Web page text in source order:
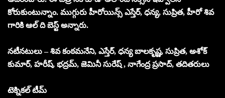
కోరుకుంటున్నాం. ముగ్గురు హీరోయిన్స్ ఎస్తేర్, ధన్య, సుప్రిత, హీరో శివ
గారికి ఆల్ ది బెస్ట్ అన్నారు.
నటీనటులు – శివ కంఠమనేని, ఎస్తేర్‌, ధ‌న్య బాల‌కృష్ణ‌, సుప్రిత‌, అశోక్
కుమార్‌, హ‌రీష్‌, భ‌ద్ర‌మ్‌, జెమినీ సురేష్ , నాగేంద్ర ప్రసాద్, తదితరులు
టెక్నికల్ టీమ్